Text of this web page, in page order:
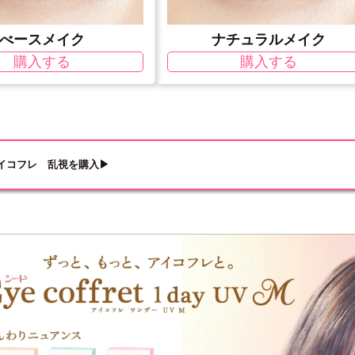
べースメイク
購入する
ナチュラルメイク
購入する
コフレ 乱視を購入▶